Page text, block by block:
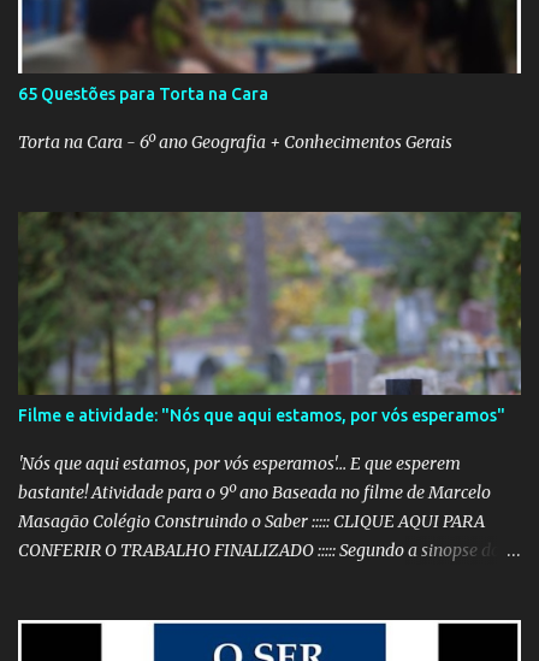
65 Questões para Torta na Cara
Torta na Cara - 6º ano Geografia + Conhecimentos Gerais
Filme e atividade: "Nós que aqui estamos, por vós esperamos"
'Nós que aqui estamos, por vós esperamos'... E que esperem
bastante! Atividade para o 9º ano Baseada no filme de Marcelo
Masagão Colégio Construindo o Saber ::::: CLIQUE AQUI PARA
CONFERIR O TRABALHO FINALIZADO ::::: Segundo a sinopse do
pequenos e grandes personagens". Documentário brasileiro